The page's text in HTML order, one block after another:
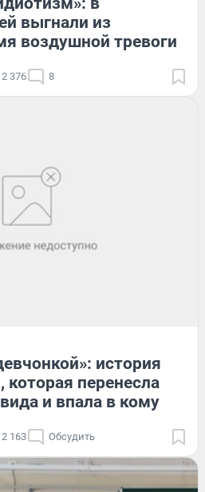
выгнали из
воздушной тревоги
2 376 8
история
перенесла
и впала в кому
2 163 Обсудить